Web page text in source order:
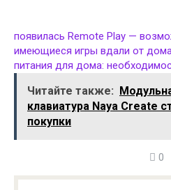
появилась Remote Play —
имеющиеся игры вдали от
питания для дома:
Читайте также:
клавиатура Naya Create
покупки
0